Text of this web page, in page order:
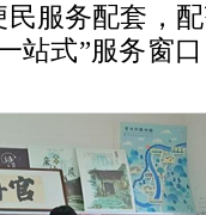
服务配套，
站式”服务窗